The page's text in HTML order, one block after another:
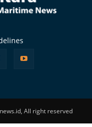
All right reserved